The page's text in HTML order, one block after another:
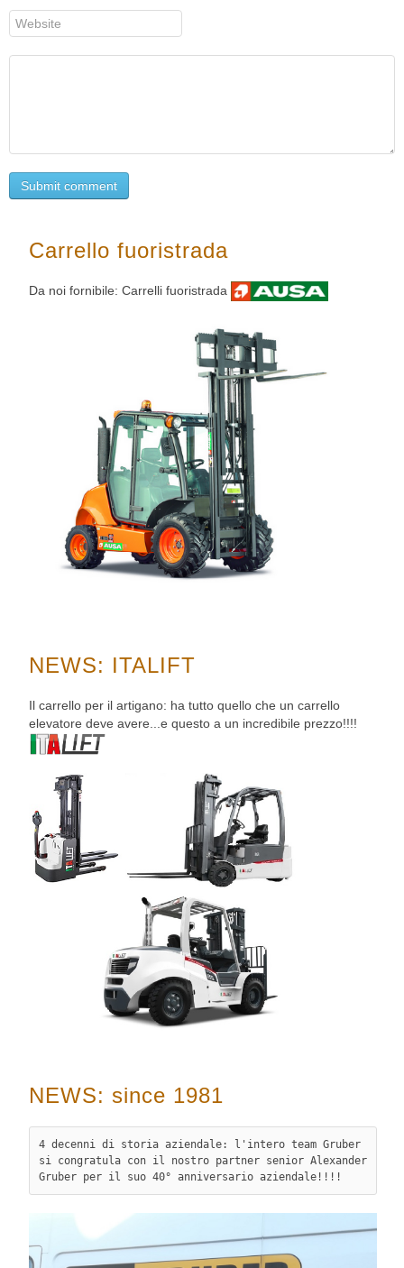
Submit comment
Carrello fuoristrada
Da noi fornibile: Carrelli fuoristrada
NEWS: ITALIFT
Il carrello per il artigano: ha tutto quello che un carrello
elevatore deve avere...e questo a un incredibile prezzo!!!!
NEWS: since 1981
4 decenni di storia aziendale: l'intero team Gruber
si congratula con il nostro partner senior Alexander
Gruber per il suo 40° anniversario aziendale!!!!